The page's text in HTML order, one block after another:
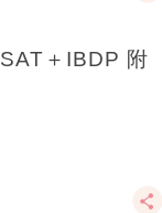
＋IBDP 附